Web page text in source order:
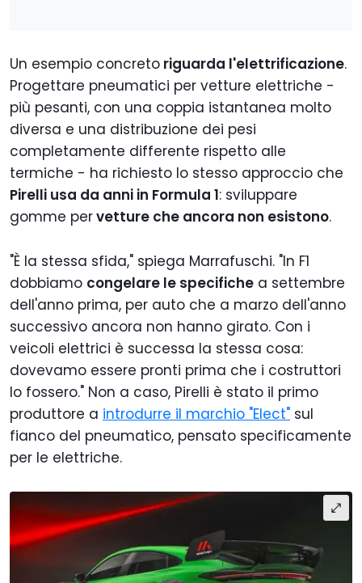
Un esempio concreto riguarda l'elettrificazione.
Progettare pneumatici per vetture elettriche -
più pesanti, con una coppia istantanea molto
diversa e una distribuzione dei pesi
completamente differente rispetto alle
termiche - ha richiesto lo stesso approccio che
Pirelli usa da anni in Formula 1: sviluppare
gomme pervetture che ancora non esistono.
"È la stessa sfida," spiega Marrafuschi. "In F1
dobbiamo congelare le specifiche a settembre
dell'anno prima, per auto che a marzo dell'anno
successivo ancora non hanno girato. Con i
veicoli elettrici è successa la stessa cosa:
dovevamo essere pronti prima che i costruttori
lo fossero." Non a caso, Pirelli è stato il primo
produttore a introdurre il marchio "Elect" sul
fianco del pneumatico, pensato specificamente
per le elettriche.